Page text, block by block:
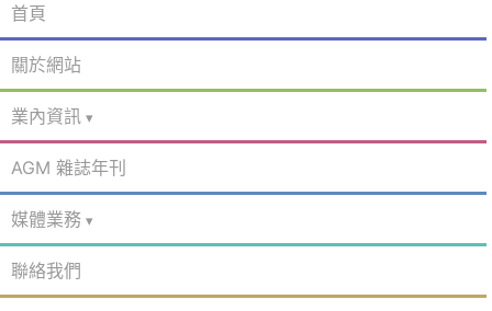
首頁
關於網站
業內資訊
AGM 雜誌年刊
媒體業務
聯絡我們